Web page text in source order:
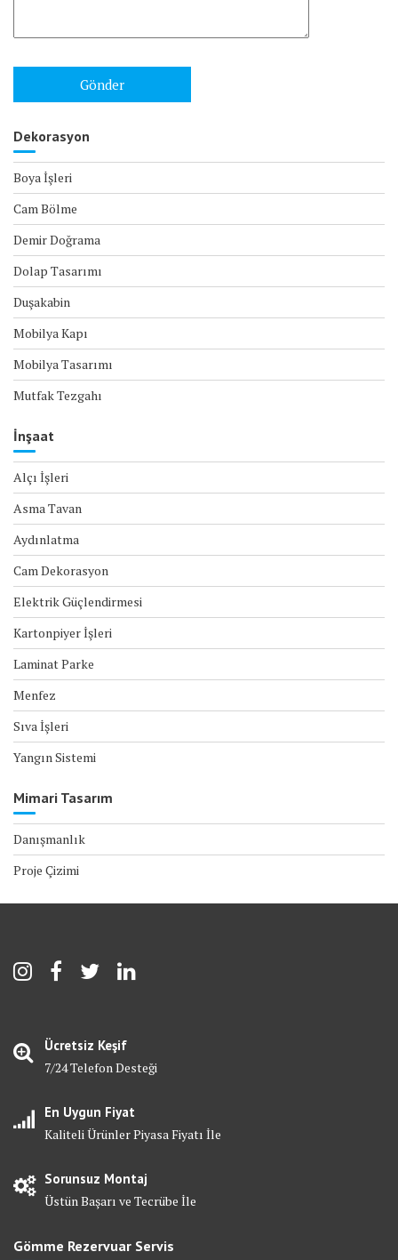
Dekorasyon
Boya İşleri
Cam Bölme
Demir Doğrama
Dolap Tasarımı
Duşakabin
Mobilya Kapı
Mobilya Tasarımı
Mutfak Tezgahı
İnşaat
Alçı İşleri
Asma Tavan
Aydınlatma
Cam Dekorasyon
Elektrik Güçlendirmesi
Kartonpiyer İşleri
Laminat Parke
Menfez
Sıva İşleri
Yangın Sistemi
Mimari Tasarım
Danışmanlık
Proje Çizimi
Ücretsiz Keşif
7/24 Telefon Desteği
En Uygun Fiyat
Kaliteli Ürünler Piyasa Fiyatı İle
Sorunsuz Montaj
Üstün Başarı ve Tecrübe İle
Gömme Rezervuar Servis